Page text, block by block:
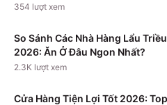
354 lượt xem
So Sánh Các Nhà Hàng Lẩu
2026: Ăn Ở Đâu Ngon Nhất?
2.3K lượt xem
Cửa Hàng Tiện Lợi Tốt 2026: